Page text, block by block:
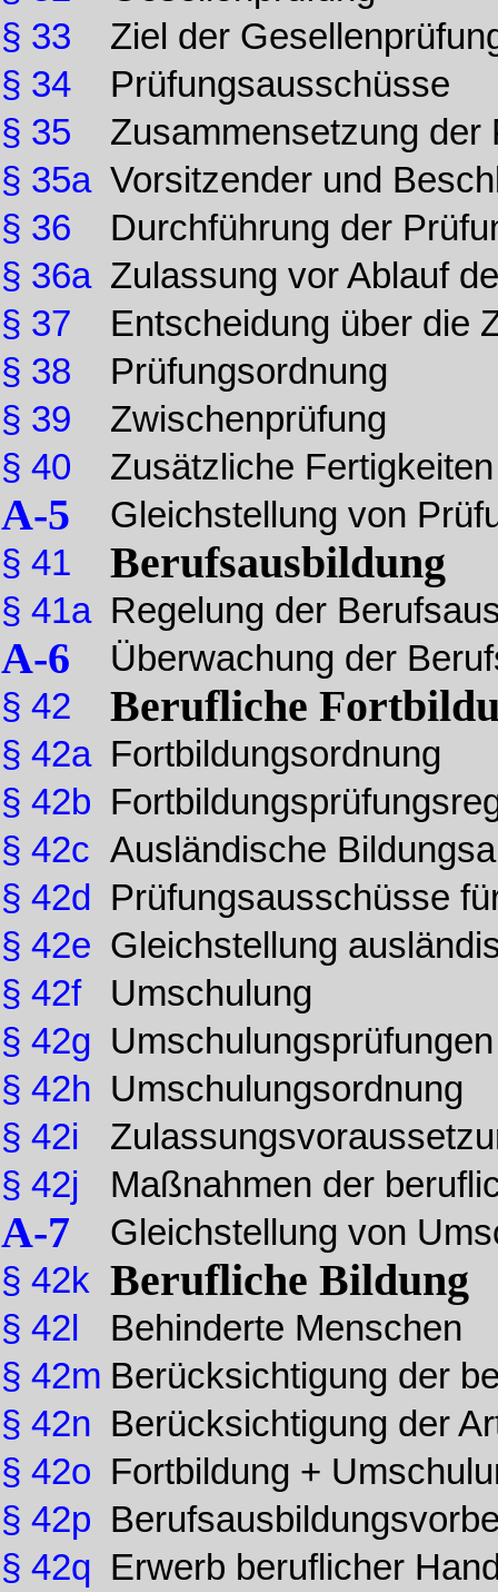
§ 33
§ 34
§ 35
§ 35a
§ 36
§ 36a
§ 37
§ 38
§ 39
§ 40
A-5
§ 41
§ 41a
A-6
§ 42
§ 42a
§ 42b
§ 42c
§ 42d
§ 42e
§ 42f
§ 42g
§ 42h
§ 42i
§ 42j
A-7
§ 42k
§ 42l
§ 42m
§ 42n
§ 42o
§ 42p
§ 42q
Ziel der
Prüfungsausschüsse
Zusammensetzung
Vorsitzender und
Durchführung der
Zulassung vor Ablauf
Entscheidung über die
Prüfungsordnung
Zwischenprüfung
Zusätzliche Fertigkeiten
Gleichstellung von
Berufsausbildung
Regelung der
Überwachung der
Berufliche
Fortbildungsordnung
Ausländische
Prüfungsausschüsse
Gleichstellung
Umschulung
Umschulungsprüfungen
Umschulungsordnung
Maßnahmen der
Gleichstellung von
Berufliche Bildung
Behinderte Menschen
Berücksichtigung der
Berücksichtigung der
Fortbildung +
Erwerb beruflicher